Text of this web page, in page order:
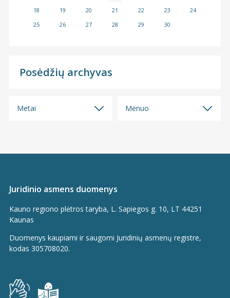
18
19 20 21 22 23
24
25
26 27 28 29 30
Posėdžių archyvas
Metai
2023
2022
2020
2017
Mėnuo
2026 m. kovo mėn.
2025 m. gruodžio mėn.
Juridinio asmens duomenys
Kauno regiono plėtros taryba, L. Sapiegos g. 10, LT 44251
Kaunas
Duomenys kaupiami ir saugomi Juridinių asmenų registre,
kodas 305708020.